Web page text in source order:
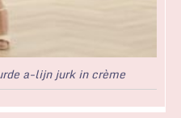
a-lijn jurk in crème